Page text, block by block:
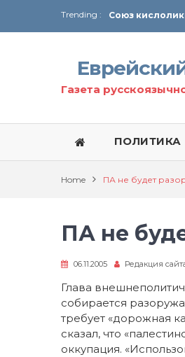
Trending :
Соглашение
Технология
От Ирана до
Газета
ПОЛИТИКА
Home ПА не будет
ПА не
06.11.2005 Редакция
Глава
собирается
требует «дорожная
сказал, что
оккупация.